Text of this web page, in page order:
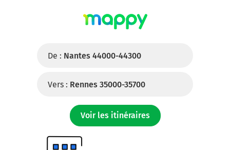
De : Nantes 44000-44300
Vers : Rennes 35000-35700
Voir les itinéraires